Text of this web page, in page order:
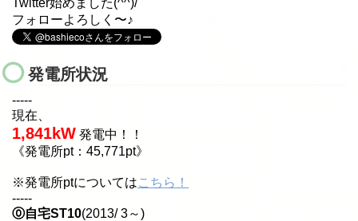
フォローよろしく〜♪
発電所状況
-----
現在、
1,841kW 発電中！！
《発電所pt：45,771pt》
※発電所ptについてはこちら！
-----
⓪自宅ST10(2013/ 3～)